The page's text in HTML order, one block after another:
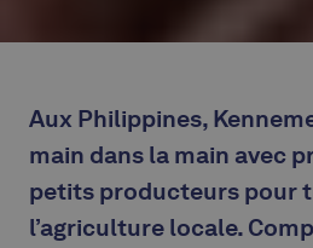
Aux Philippines,
main dans la main avec
petits producteurs pour
l’agriculture locale.